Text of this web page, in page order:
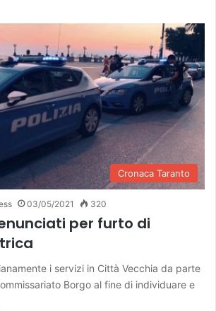
Cronaca Taranto
03/05/2021 320
per furto di
i servizi in Città Vecchia da parte
Borgo al fine di individuare e